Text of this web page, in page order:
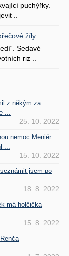
puchýřky.
..
žíly
Sedavé
riz ..
z někým za
...
25. 10. 2022
nemoc Meniér
...
15. 10. 2022
jsem po
18. 8. 2022
má holčička
15. 8. 2022